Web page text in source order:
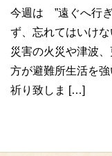
今週は ”遠ぐへ行
ず、忘れてはいけ
災害の火災や津波
方が避難所生活を
祈り致しま […]